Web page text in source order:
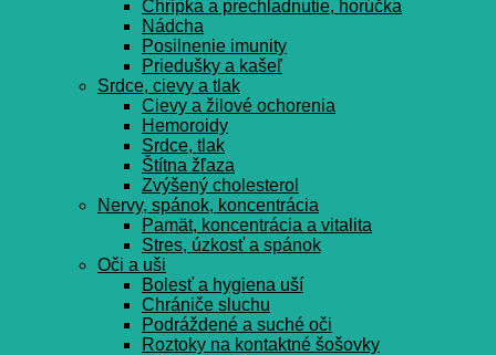
Chrípka a prechladnutie, horúčka
Nádcha
Posilnenie imunity
Priedušky a kašeľ
Srdce, cievy a tlak
Cievy a žilové ochorenia
Hemoroidy
Srdce, tlak
Štítna žľaza
Zvýšený cholesterol
Nervy, spánok, koncentrácia
Pamät, koncentrácia a vitalita
Stres, úzkosť a spánok
Oči a uši
Bolesť a hygiena uší
Chrániče sluchu
Podráždené a suché oči
Roztoky na kontaktné šošovky